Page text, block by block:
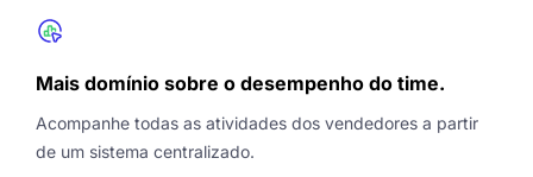
Mais domínio sobre o desempenho do time.
Acompanhe todas as atividades dos vendedores a partir
de um sistema centralizado.